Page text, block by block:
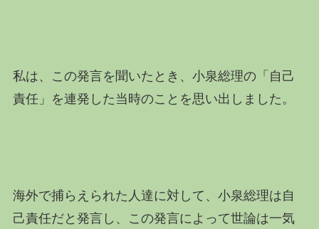
私は、この発言を聞いたとき、小泉総理の「自己
責任」を連発した当時のことを思い出しました。
海外で捕らえられた人達に対して、小泉総理は自
己責任だと発言し、この発言によって世論は一気